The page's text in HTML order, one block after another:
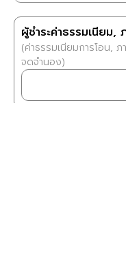
ผู้ชำระค่าธรรมเนียม
(ค่าธรรมเนียมการโอน, ภ
จดจำนอง)